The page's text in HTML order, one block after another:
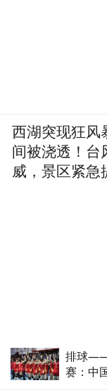
排球
赛：中
西湖突现狂风
间被浇透！台
威，景区紧急
男子持刀袭击